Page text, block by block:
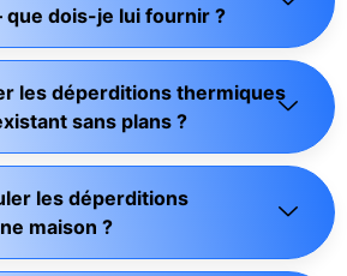
dois-je lui fournir ?
les déperditions thermiques
sans plans ?
les déperditions
maison ?